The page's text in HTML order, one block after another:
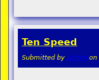
Ten Speed
Submitted by admin on